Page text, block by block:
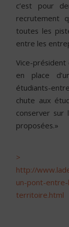
c’est pour
recrutement
toutes les
entre les
Vice-président
en place
étudiants-
chute aux
conserver
proposées.»
>
http://
un-pont-
territoire.html